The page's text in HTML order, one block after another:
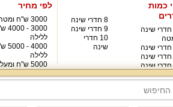
כמות
3 חדרי שינה
8 חדרי שינה
9 חדרי שינה
10 חדרי
שינה
לפי מחיר
3000 ש"ח ומטה ללילה
3000 -
ללילה
4000 -
ללילה
5000 ש"ח ומעלה ללילה